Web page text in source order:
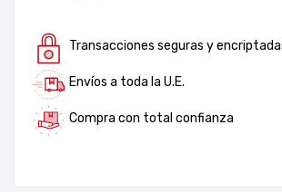
Transacciones seguras y
Envíos a toda la U.E.
Compra con total confianza